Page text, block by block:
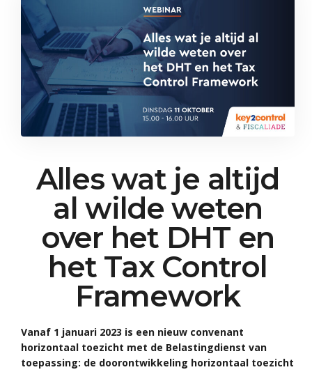
Alles wat je altijd
al wilde weten
over het DHT en
het Tax Control
Framework
Vanaf 1 januari 2023 is een nieuw convenant
horizontaal toezicht met de Belastingdienst van
toepassing: de doorontwikkeling horizontaal toezicht